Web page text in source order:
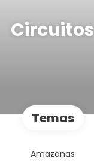
Circuitos
Temas
Amazonas